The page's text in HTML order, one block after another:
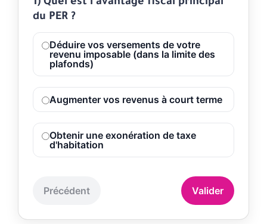
du PER ?
Déduire vos versements de votre
revenu imposable (dans la limite des
plafonds)
Augmenter vos revenus à court terme
Obtenir une exonération de taxe
d'habitation
Précédent Valider